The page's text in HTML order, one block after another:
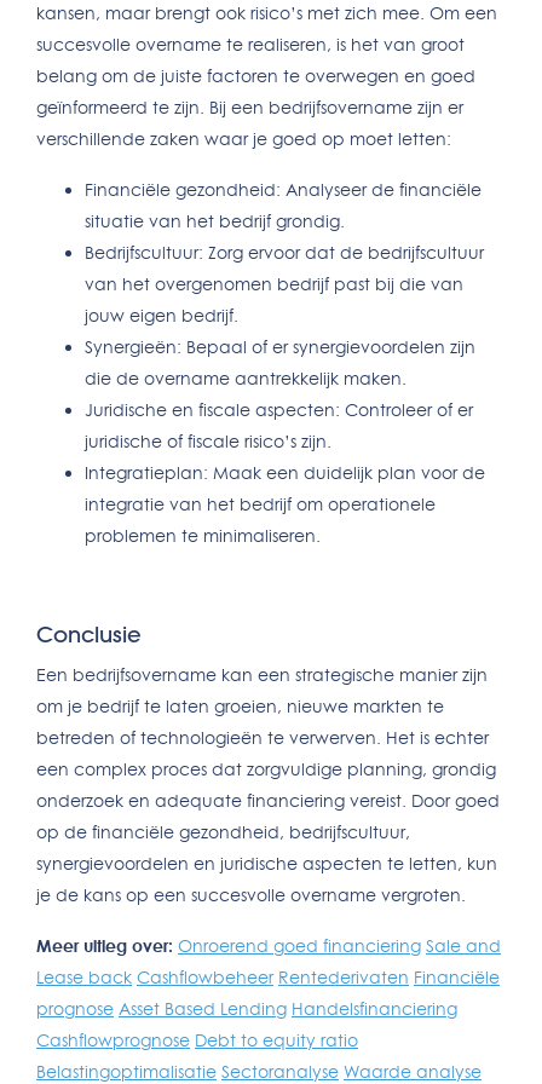
kansen, maar brengt ook risico’s met zich mee. Om een
succesvolle overname te realiseren, is het van groot
belang om de juiste factoren te overwegen en goed
geïnformeerd te zijn. Bij een bedrijfsovername zijn er
verschillende zaken waar je goed op moet letten:
Financiële gezondheid: Analyseer de financiële
situatie van het bedrijf grondig.
Bedrijfscultuur: Zorg ervoor dat de bedrijfscultuur
van het overgenomen bedrijf past bij die van
jouw eigen bedrijf.
Synergieën: Bepaal of er synergievoordelen zijn
die de overname aantrekkelijk maken.
Juridische en fiscale aspecten: Controleer of er
juridische of fiscale risico’s zijn.
Integratieplan: Maak een duidelijk plan voor de
integratie van het bedrijf om operationele
problemen te minimaliseren.
Conclusie
Een bedrijfsovername kan een strategische manier zijn
om je bedrijf te laten groeien, nieuwe markten te
betreden of technologieën te verwerven. Het is echter
een complex proces dat zorgvuldige planning, grondig
onderzoek en adequate financiering vereist. Door goed
op de financiële gezondheid, bedrijfscultuur,
synergievoordelen en juridische aspecten te letten, kun
je de kans op een succesvolle overname vergroten.
Meer uitleg over: Onroerend goed financiering Sale and
Lease back Cashflowbeheer Rentederivaten Financiële
prognose Asset Based Lending Handelsfinanciering
Cashflowprognose Debt to equity ratio
Belastingoptimalisatie Sectoranalyse Waarde analyse